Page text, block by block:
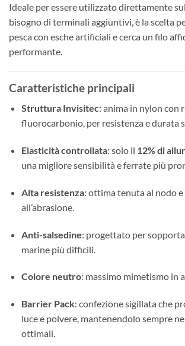
Ideale per essere utilizzato direttamente
bisogno di terminali aggiuntivi, è la scelta
pesca con esche artificiali e cerca un filo
performante.
Caratteristiche principali
Struttura Invisitec: anima in nylon con
fluorocarbonio, per resistenza e durata
Elasticità controllata: solo il 12% di
una migliore sensibilità e ferrate più
Alta resistenza: ottima tenuta al nodo
all’abrasione.
Anti-salsedine: progettato per
marine più difficili.
Colore neutro: massimo mimetismo in
Barrier Pack: confezione sigillata che
luce e polvere, mantenendolo sempre
ottimali.